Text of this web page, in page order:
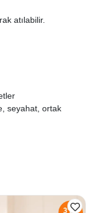
atılabilir.
seyahat, ortak